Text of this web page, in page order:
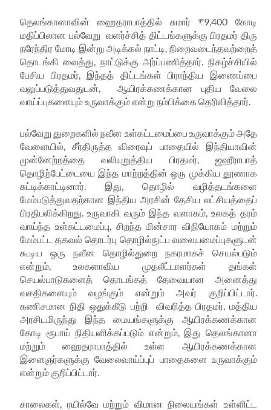
தெலங்கானாவின் ஹைதராபாத்தில் சுமார் ₹9,400 கோடி
மதிப்பிலான பல்வேறு வளர்ச்சித் திட்டங்களுக்கு பிரதமர் திரு
நரேந்திர மோடி இன்று அடிக்கல் நாட்டி நிறைவடைந்தவற்றைத்
தொடங்கி வைத்து நாட்டுக்கு அர்ப்பணித்தார் நிகழ்ச்சியில்
பேசிய
பிரதமர், இந்தத் திட்டங்கள் பிராந்திய
இணைப்பை
வலுப்படுத்துவதுடன் ,ஆயிரக்கணக்கான புதிய
வேலை
வாய்ப்புகளையும்உருவாக்கும்என்று நம்பிக்கைதெரிவித்தார்.
பல்வேறு துறைகளில் நவீன உள்கட்டமைப்பை உருவாக்கும்அதே
வேளையில் ,சீர்திருத்த விரைவுப் பாதையில்
இந்தியாவின்
முன்னேற்றத்தை
வலியுறுத்திய பிரதமர், ஜஹீராபாத்
தொழிற்பேட்டையை இந்த மாற்றத்தின் ஒரு முக்கிய தூணாக
சுட்டிக்காட்டினார். இது தொழில்
வழித்தடங்களை
மேம்படுத்துவதற்கான இந்திய அரசின் தேசிய லட்சியத்தைப்
பிரதிபலிக்கிறது .உருவாகி வரும் இந்த வளாகம்,உலகத் தரம்
வாய்ந்த உள்கட்டமைப்பு சிறந்த மின்சார விநியோகம் மற்றும்
மேம்பட்ட
தகவல் தொடர்பு தொழில்நுட்ப வலையமைப்புகளுடன்
கூடிய
ஒரு நவீன தொழில்துறை நகரமாகச்
செயல்படும்
என்றும்,உலகளாவிய முதலீட்டாளர்கள்
தங்கள்
செயல்பாடுகளைத்
தொடங்கத் தேவையான
அனைத்து
வசதிகளையும்
வழங்கும் என்றும் அவர் குறிப்பிட்டார்.
கணிசமான நிதி ஒதுக்கீடு பற்றி விவரித்த பிரதமர் மத்திய
அரசிடமிருந்து
இந்த மையங்களுக்கு
ஆயிரக்கணக்கான
கோடி ரூபாய் நிதியளிக்கப்படும் என்றும், இது தெலங்கானா
மற்றும்
ஹைதராபாத்தில் உள்ள
ஆயிரக்கணக்கான
இளைஞர்களுக்கு வேலைவாய்ப்புப் பாதைகளை உருவாக்கும்
என்றும்குறிப்பிட்டார்.
சாலைகள் ரயில்வே மற்றும் விமான நிலையங்கள் உள்ளிட்ட